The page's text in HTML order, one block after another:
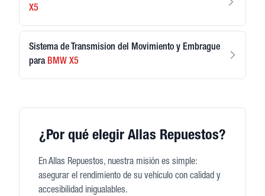
X5
Sistema de Transmision del Movimiento y Embrague
para BMW X5
¿Por qué elegir Allas Repuestos?
En Allas Repuestos, nuestra misión es simple:
asegurar el rendimiento de su vehículo con calidad y
accesibilidad inigualables.